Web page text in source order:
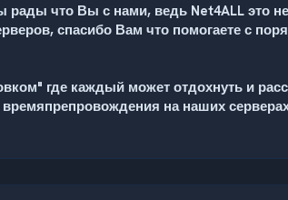
рады что Вы с нами, ведь Net4ALL это
спасибо Вам что помогаете с
где каждый может отдохнуть и
на наших